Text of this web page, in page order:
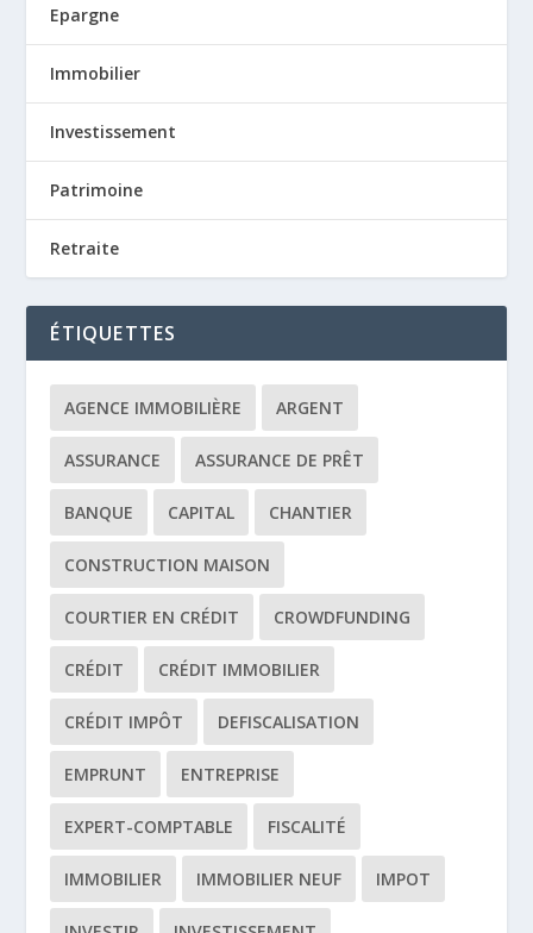
Epargne
Immobilier
Investissement
Patrimoine
Retraite
ÉTIQUETTES
AGENCE IMMOBILIÈRE ARGENT
ASSURANCE ASSURANCE DE PRÊT
BANQUE CAPITAL CHANTIER
CONSTRUCTION MAISON
COURTIER EN CRÉDIT CROWDFUNDING
CRÉDIT CRÉDIT IMMOBILIER
CRÉDIT IMPÔT DEFISCALISATION
EMPRUNT ENTREPRISE
EXPERT-COMPTABLE FISCALITÉ
IMMOBILIER IMMOBILIER NEUF IMPOT